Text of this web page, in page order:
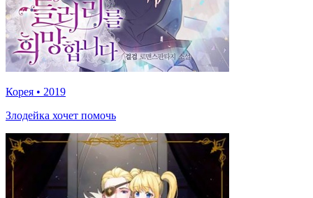
Корея • 2019
Злодейка хочет помочь